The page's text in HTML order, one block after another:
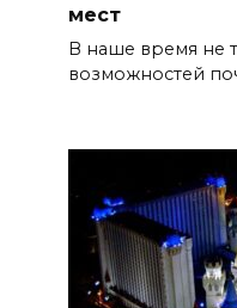
мест
В наше время не
возможностей